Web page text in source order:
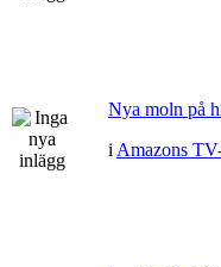
Nya moln på
i Amazons